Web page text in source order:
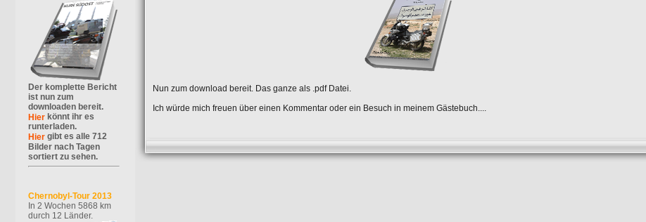
Der komplette Bericht
ist nun zum
downloaden bereit.
Hier könnt ihr es
runterladen.
Hier gibt es alle 712
Bilder nach Tagen
sortiert zu sehen.
Chernobyl-Tour 2013
In 2 Wochen 5868 km
durch 12 Länder.
Nun zum download bereit. Das ganze als .pdf Datei.
Ich würde mich freuen über einen Kommentar oder ein Besuch in meinem Gästebuch....